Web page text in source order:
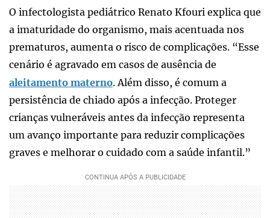
O infectologista pediátrico Renato Kfouri explica que
a imaturidade do organismo, mais acentuada nos
prematuros, aumenta o risco de complicações. “Esse
cenário é agravado em casos de ausência de
aleitamento materno. Além disso, é comum a
persistência de chiado após a infecção. Proteger
crianças vulneráveis antes da infecção representa
um avanço importante para reduzir complicações
graves e melhorar o cuidado com a saúde infantil.”